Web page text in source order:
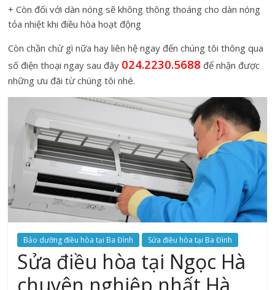
+ Còn đối với dàn nóng sẽ không thông thoáng cho dàn nóng
tỏa nhiệt khi điều hòa hoạt động
Còn chần chừ gì nữa hay liên hệ ngay đến chúng tôi thông qua
số điện thoại ngay sau đây 024.2230.5688 để nhận được
những ưu đãi từ chúng tôi nhé.
Bảo dưỡng điều hòa tại Ba Đình Sửa điều hòa tại Ba Đình
Sửa điều hòa tại Ngọc Hà
chuyên nghiệp nhất Hà